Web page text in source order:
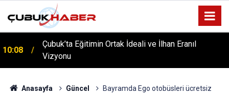
Çubuk’ta Eğitimin Ortak İdeali ve İlhan Eranıl
Vizyonu
12:06
ÇUBUK’TA ‘YAZA MERHABA’ COŞKUSU: Kursiyerler
Gönüllerince Eğlendi!
Anasayfa Güncel Bayramda Ego otobüsleri ücretsiz